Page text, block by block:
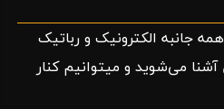
جانبه الکترونیک و رباتیک
می‌شوید و میتوانیم کنار